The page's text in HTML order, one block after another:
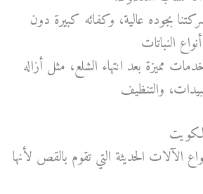
بجوده عالية، وكفائه كبيرة دون
النباتات
مميزة بعد انتهاء الشلع، مثل أزاله
والتنظيف
الآلات الحديثة التي تقوم بالقص لأنها